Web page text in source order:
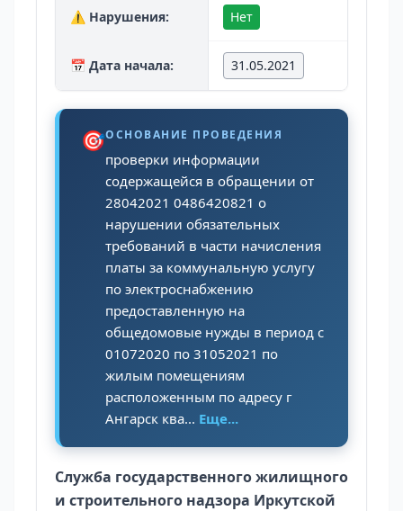
⚠️ Нарушения: Нет
📅 Дата начала: 31.05.2021
🎯ОСНОВАНИЕ ПРОВЕДЕНИЯ
проверки информации
содержащейся в обращении от
28042021 0486420821 о
нарушении обязательных
требований в части начисления
платы за коммунальную услугу
по электроснабжению
предоставленную на
общедомовые нужды в период с
01072020 по 31052021 по
жилым помещениям
расположенным по адресу г
Ангарск ква... Еще...
Служба государственного жилищного
и строительного надзора Иркутской